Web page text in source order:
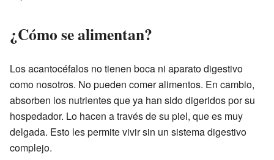
¿Cómo se alimentan?
Los acantocéfalos no tienen boca ni aparato digestivo
como nosotros. No pueden comer alimentos. En cambio,
absorben los nutrientes que ya han sido digeridos por su
hospedador. Lo hacen a través de su piel, que es muy
delgada. Esto les permite vivir sin un sistema digestivo
complejo.